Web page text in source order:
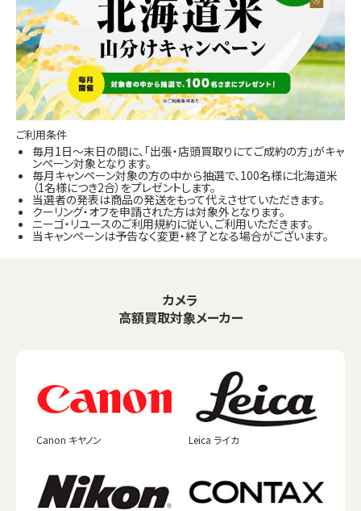
ご利用条件
毎月1日～末日の間に、「出張・店頭買取りにてご成約の方」がキャ
ンペーン対象となります。
毎月キャンペーン対象の方の中から抽選で、100名様に北海道米
（1名様につき2合）をプレゼントします。
当選者の発表は商品の発送をもって代えさせていただきます。
クーリング・オフを申請された方は対象外となります。
ニーゴ・リユースのご利用規約に従い、ご利用いただきます。
当キャンペーンは予告なく変更・終了となる場合がございます。
カメラ
高額買取対象メーカー
Canon キヤノン Leica ライカ